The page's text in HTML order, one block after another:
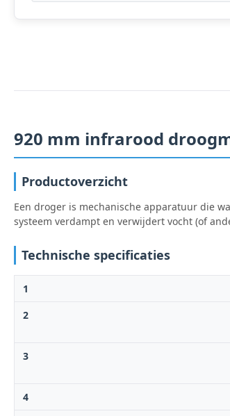
920 mm infrarood
Productoverzicht
Een droger is mechanische apparatuur die
systeem verdampt en verwijdert vocht (of
Technische specificaties
1
2
3
4